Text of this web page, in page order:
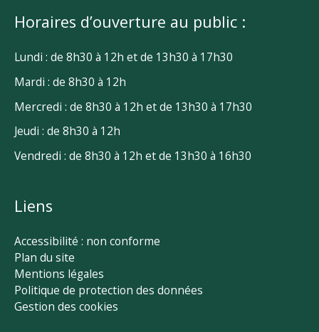
Horaires d’ouverture au public :
Lundi : de 8h30 à 12h et de 13h30 à 17h30
Mardi : de 8h30 à 12h
Mercredi : de 8h30 à 12h et de 13h30 à 17h30
Jeudi : de 8h30 à 12h
Vendredi : de 8h30 à 12h et de 13h30 à 16h30
Liens
Accessibilité : non conforme
Plan du site
Mentions légales
Politique de protection des données
Gestion des cookies